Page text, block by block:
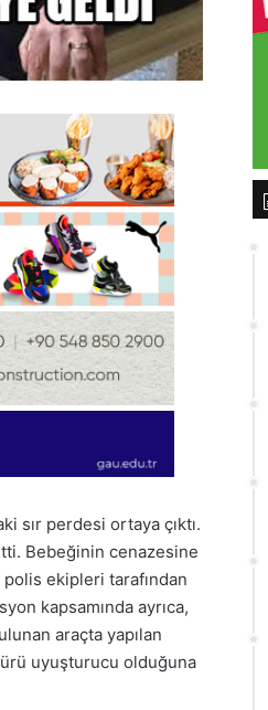
sır perdesi ortaya çıktı.
Bebeğinin cenazesine
polis ekipleri tarafından
kapsamında ayrıca,
araçta yapılan
uyuşturucu olduğuna